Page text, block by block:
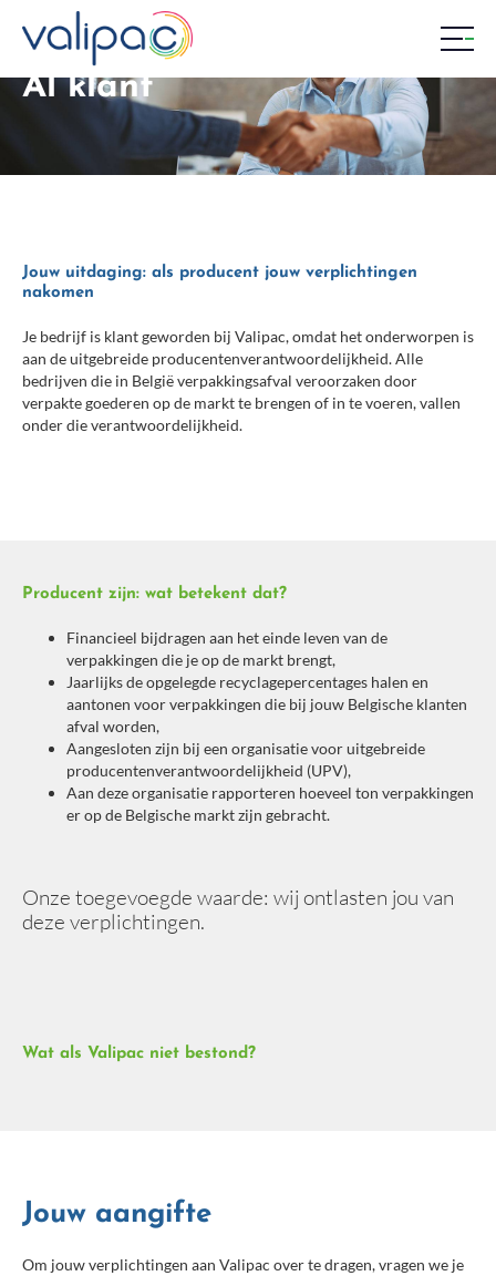
NEDERLANDS ENGELS FRANS
Bedrijfsmatige verpakkingen
Je aangifte
Je factuur
Nog geen klant
De recycleerbaarheid en circulariteit promoten
De selectieve inzameling aanmoedigen
De traceerbaarheid verzekeren
De lokale recyclage stimuleren
Afval sorteren in je bedrijf
Afval sorteren
Bedrijfsavalproductie
Geschiedenis
Onze missie
Al klant
Jouw uitdaging: als producent jouw verplichtingen
nakomen
Je bedrijf is klant geworden bij Valipac, omdat het onderworpen is
aan de uitgebreide producentenverantwoordelijkheid. Alle
bedrijven die in België verpakkingsafval veroorzaken door
verpakte goederen op de markt te brengen of in te voeren, vallen
onder die verantwoordelijkheid.
Producent zijn: wat betekent dat?
Financieel bijdragen aan het einde leven van de
verpakkingen die je op de markt brengt,
Jaarlijks de opgelegde recyclagepercentages halen en
aantonen voor verpakkingen die bij jouw Belgische klanten
afval worden,
Aangesloten zijn bij een organisatie voor uitgebreide
producentenverantwoordelijkheid (UPV),
Aan deze organisatie rapporteren hoeveel ton verpakkingen
er op de Belgische markt zijn gebracht.
Onze toegevoegde waarde: wij ontlasten jou van
deze verplichtingen.
Wat als Valipac niet bestond?
Jouw aangifte
Om jouw verplichtingen aan Valipac over te dragen, vragen we je